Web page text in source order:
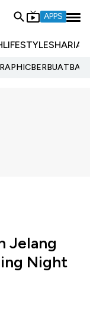
APPS
LIFESTYLESHARIA
Jelang
Night